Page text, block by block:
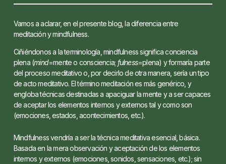
Vamos a aclarar, en el presente blog, la diferencia entre
meditación y mindfulness.
Ciñiéndonos a la terminología, mindfulness significa conciencia
plena (mind=mente o consciencia; fulness=plena) y formaría parte
del proceso meditativo o, por decirlo de otra manera, sería un tipo
de acto meditativo. El término meditación es más genérico, y
engloba técnicas destinadas a apaciguar la mente y a ser capaces
de aceptar los elementos internos y externos tal y como son
(emociones, estados, acontecimientos, etc.).
Mindfulness vendría a ser la técnica meditativa esencial, básica.
Basada en la mera observación y aceptación de los elementos
internos y externos (emociones, sonidos, sensaciones, etc.); sin